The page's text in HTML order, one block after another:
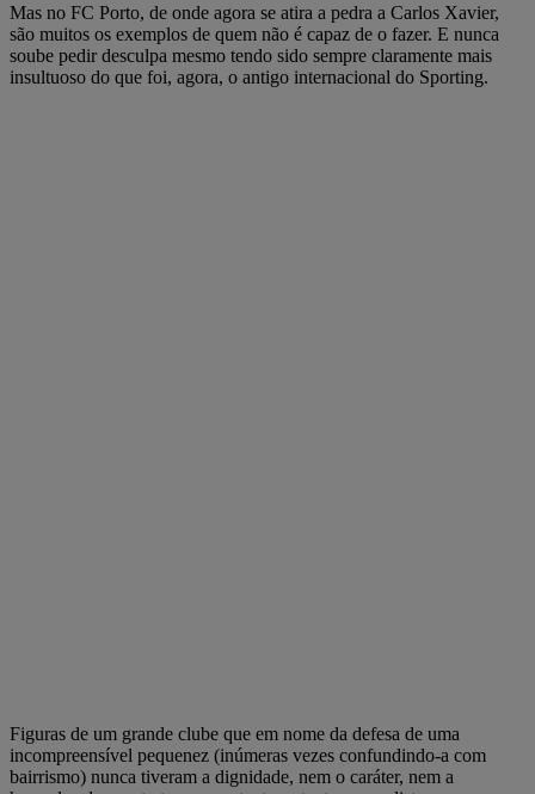
Mas no FC Porto, de onde agora se atira a pedra a Carlos Xavier,
são muitos os exemplos de quem não é capaz de o fazer. E nunca
soube pedir desculpa mesmo tendo sido sempre claramente mais
insultuoso do que foi, agora, o antigo internacional do Sporting.
Figuras de um grande clube que em nome da defesa de uma
incompreensível pequenez (inúmeras vezes confundindo-a com
bairrismo) nunca tiveram a dignidade, nem o caráter, nem a